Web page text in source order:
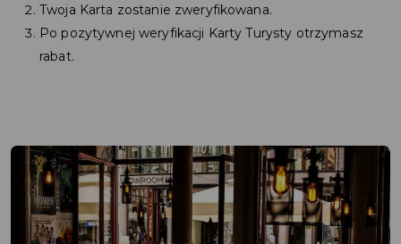
Twoja Karta zostanie zweryfikowana.
Po pozytywnej weryfikacji Karty Turysty otrzymasz
rabat.